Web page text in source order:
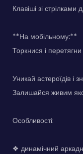
Клавіші зі стрілками
**На мобільному:**
Торкнися і
Уникай астероїдів і
Залишайся живим
Особливості:
❖ динамічний